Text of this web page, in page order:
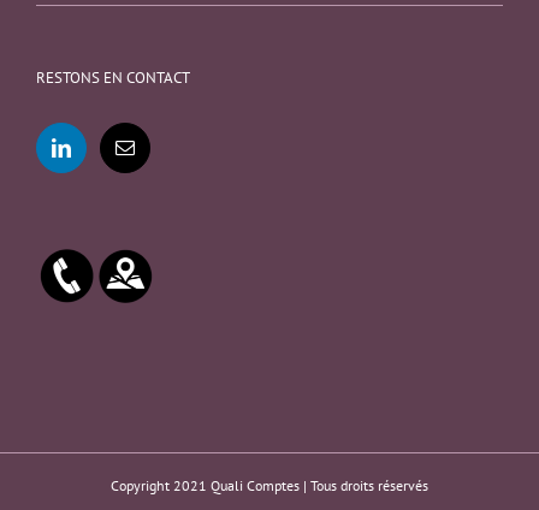
RESTONS EN CONTACT
Copyright 2021 Quali Comptes | Tous droits réservés